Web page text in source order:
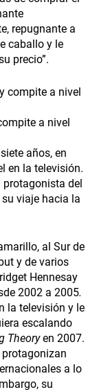
repugnante a
caballo y le
precio”.
a nivel
años, en
en la televisión.
protagonista del
viaje hacia la
al Sur de
y de varios
Hennesay
2002 a 2005.
la televisión y le
escalando
Theoryen 2007.
a lo
su